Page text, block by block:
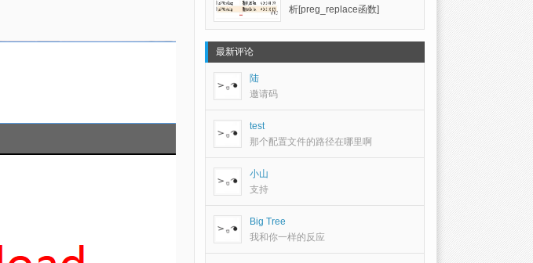
析[preg_replace函数]
最新评论
陆
邀请码
test
那个配置文件的路径在哪里啊
小山
支持
Big Tree
我和你一样的反应